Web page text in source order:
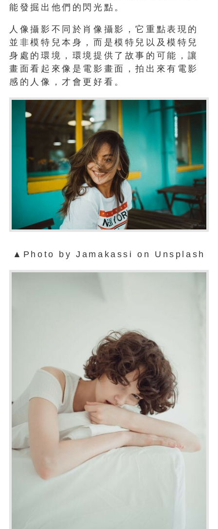
能發掘出他們的閃光點。
人像攝影不同於肖像攝影，它重點表現的
並非模特兒本身，而是模特兒以及模特兒
身處的環境，環境提供了故事的可能，讓
畫面看起來像是電影畫面，拍出來有電影
感的人像，才會更好看。
▲Photo by Jamakassi on Unsplash